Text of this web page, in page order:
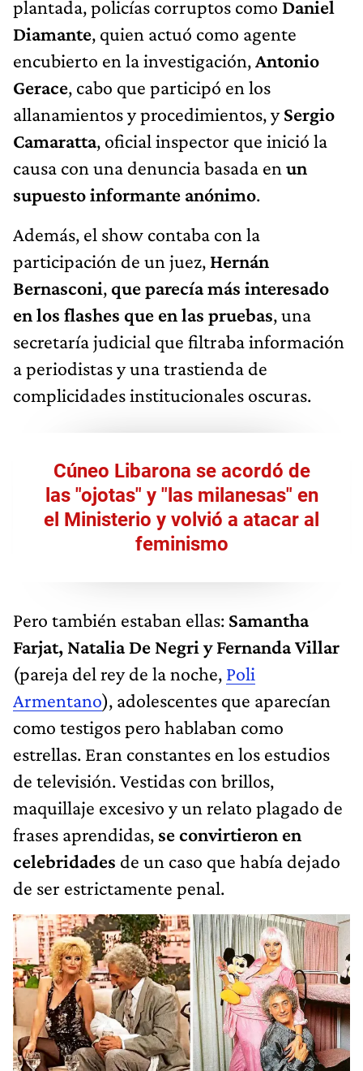
plantada, policías corruptos como Daniel
Diamante, quien actuó como agente
encubierto en la investigación,Antonio
Gerace, cabo que participó en los
allanamientos y procedimientos, ySergio
Camaratta, oficial inspector que inició la
causa con una denuncia basada en un
supuesto informante anónimo.
Además, el show contaba con la
participación de un juez, Hernán
Bernasconi, que parecía más interesado
en los flashes que en las pruebas, una
secretaría judicial que filtraba información
a periodistas y una trastienda de
complicidades institucionales oscuras.
Cúneo Libarona se acordó de
las "ojotas" y "las milanesas" en
el Ministerio y volvió a atacar al
feminismo
Pero también estaban ellas: Samantha
Farjat, Natalia De Negri y Fernanda Villar
(pareja del rey de la noche, Poli
Armentano), adolescentes que aparecían
como testigos pero hablaban como
estrellas. Eran constantes en los estudios
de televisión. Vestidas con brillos,
maquillaje excesivo y un relato plagado de
frases aprendidas, se convirtieron en
celebridades de un caso que había dejado
de ser estrictamente penal.